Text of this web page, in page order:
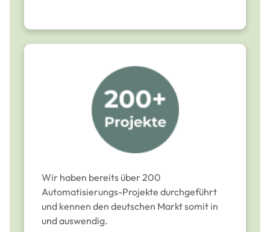
Wir haben bereits über 200
Automatisierungs-Projekte durchgeführt
und kennen den deutschen Markt somit in
und auswendig.